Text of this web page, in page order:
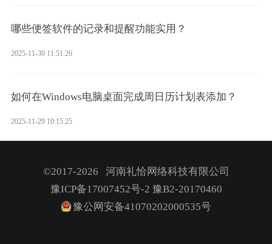
哪些便签软件的记录和提醒功能实用？
2025-11-30 11:51:26
如何在Windows电脑桌面完成周日历计划表添加？
2025-11-29 10:15:25
©2017-2026 河南礼恰网络科技有限公司
豫ICP备17007452号-2 豫B2-20170460
豫公网安备41070202000535号